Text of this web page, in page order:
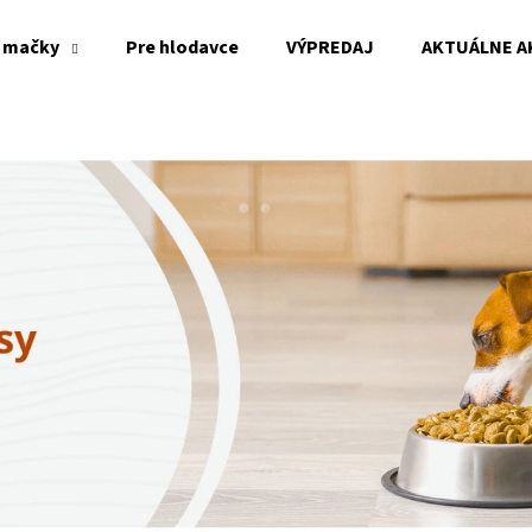
Pre hlodavce VÝPREDAJ AKTUÁLNE
Odporúčame